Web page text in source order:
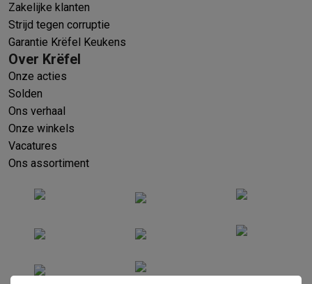
Zakelijke klanten
Strijd tegen corruptie
Garantie Krëfel Keukens
Over Krëfel
Onze acties
Solden
Ons verhaal
Onze winkels
Vacatures
Ons assortiment